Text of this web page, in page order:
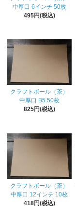
中厚口 6インチ 50枚
495円(税込)
クラフトボール（茶）
中厚口 B5 50枚
825円(税込)
クラフトボール（茶）
中厚口 12インチ 10枚
418円(税込)